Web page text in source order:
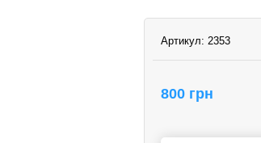
Артикул: 2353
800 грн